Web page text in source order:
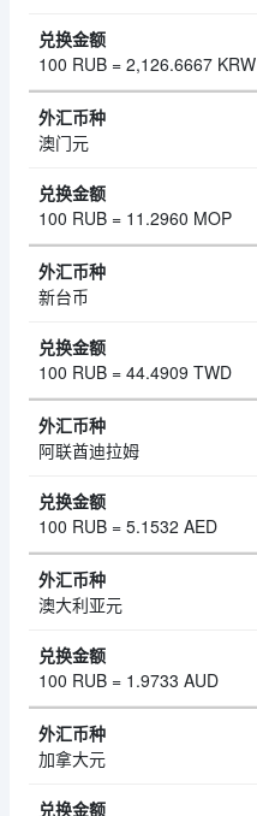
100 RUB = 2,126.6667 KRW
澳门元
100 RUB = 11.2960 MOP
新台币
100 RUB = 44.4909 TWD
阿联酋迪拉姆
100 RUB = 5.1532 AED
澳大利亚元
100 RUB = 1.9733 AUD
加拿大元